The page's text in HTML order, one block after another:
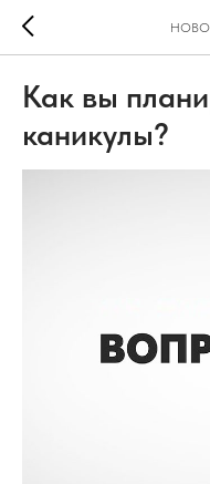
Как вы
каникулы?